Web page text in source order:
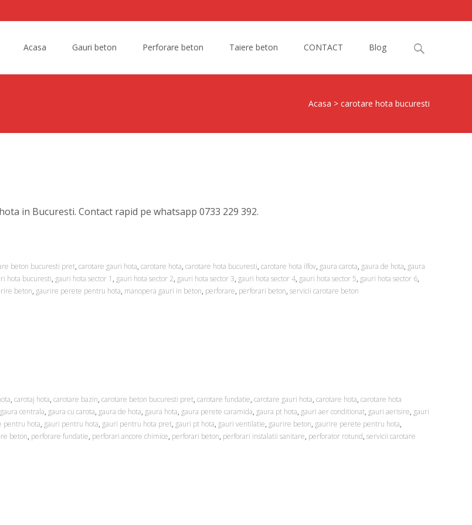
Acasa Gauri beton Perforare beton Taiere beton CONTACT Blog
Search
Acasa > carotare hota bucuresti
in Bucuresti. Contact rapid pe whatsapp 0733 229 392.
beton bucuresti pret, carotare gauri hota, carotare hota, carotare hota bucuresti, carotare hota ilfov, gaura carota, gaura de hota, gaura
hota bucuresti, gauri hota sector 1 , gauri hota sector 2, gauri hota sector 3, gauri hota sector 4, gauri hota sector 5, gauri hota sector 6,
beton, gaurire perete pentru hota, manopera gauri in beton, perforare, perforari beton, servicii carotare beton
, carotaj hota, carotare bazin, carotare beton bucuresti pret, carotare fundatie, carotare gauri hota, carotare hota, carotare hota
gaura centrala, gaura cu carota, gaura de hota, gaura hota, gaura perete caramida, gaura pt hota, gauri aer conditionat, gauri aerisire, gauri
pentru hota, gauri pentru hota, gauri pentru hota pret, gauri pt hota, gauri ventilatie, gaurire beton, gaurire perete pentru hota,
beton, perforare fundatie, perforari ancore chimice, perforari beton, perforari instalatii sanitare, perforator rotund, servicii carotare